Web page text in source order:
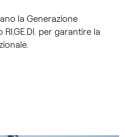
la Generazione
per garantire la